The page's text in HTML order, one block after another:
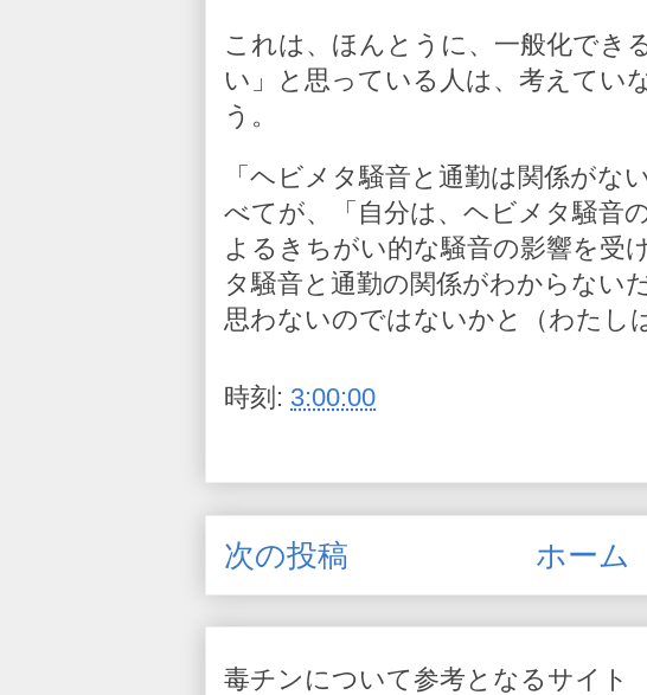
これは、ほんとうに、一般化でき
い」と思っている人は、考えてい
う。
「ヘビメタ騒音と通勤は関係がな
べてが、「自分は、ヘビメタ騒音
よるきちがい的な騒音の影響を受
タ騒音と通勤の関係がわからない
思わないのではないかと（わたし
時刻: 3:00:00
次の投稿 ホーム
毒チンについて参考となるサイト